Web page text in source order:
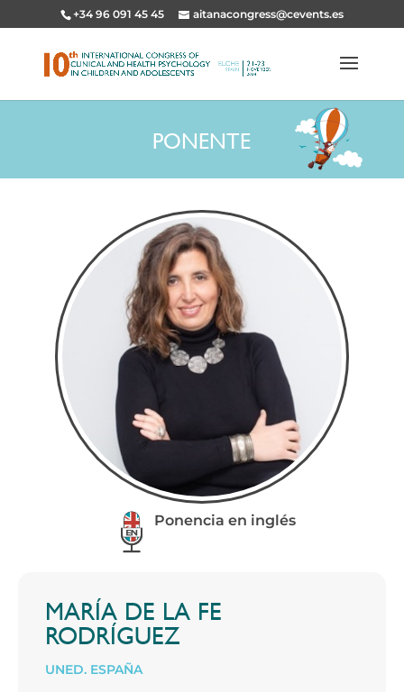
+34 96 091 45 45 aitanacongress@cevents.es
PONENTE
Ponencia en inglés
MARÍA DE LA FE
RODRÍGUEZ
UNED. ESPAÑA